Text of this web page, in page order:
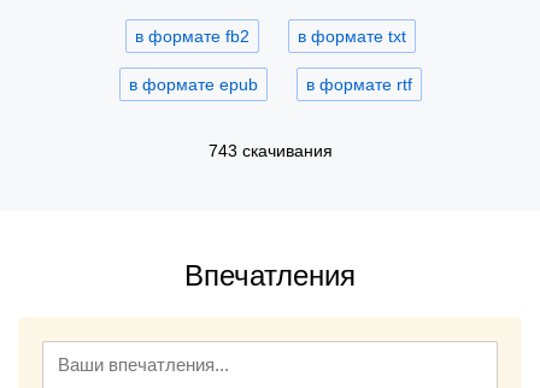
в формате fb2 в формате txt
в формате epub в формате rtf
743 скачивания
Впечатления